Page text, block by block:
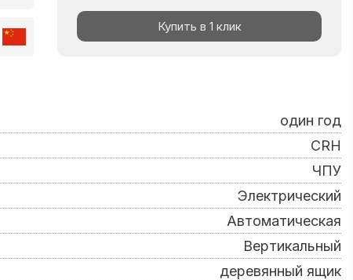
Купить в 1 клик
один год
CRH
ЧПУ
Электрический
Автоматическая
Вертикальный
деревянный ящик